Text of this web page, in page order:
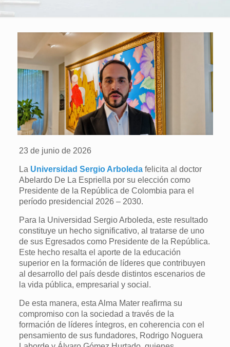
23 de junio de 2026
La Universidad Sergio Arboleda felicita al doctor
Abelardo De La Espriella por su elección como
Presidente de la República de Colombia para el
período presidencial 2026 – 2030.
Para la Universidad Sergio Arboleda, este resultado
constituye un hecho significativo, al tratarse de uno
de sus Egresados como Presidente de la República.
Este hecho resalta el aporte de la educación
superior en la formación de líderes que contribuyen
al desarrollo del país desde distintos escenarios de
la vida pública, empresarial y social.
De esta manera, esta Alma Mater reafirma su
compromiso con la sociedad a través de la
formación de líderes íntegros, en coherencia con el
pensamiento de sus fundadores, Rodrigo Noguera